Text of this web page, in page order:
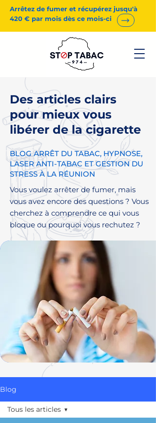
Arrêtez de fumer et récupérez jusqu'à
420 € par mois dès ce mois-ci
Des articles clairs
pour mieux vous
libérer de la cigarette
BLOG ARRÊT DU TABAC, HYPNOSE,
LASER ANTI-TABAC ET GESTION DU
STRESS À LA RÉUNION
Vous voulez arrêter de fumer, mais
vous avez encore des questions ? Vous
cherchez à comprendre ce qui vous
bloque ou pourquoi vous rechutez ?
Blog
Tous les articles